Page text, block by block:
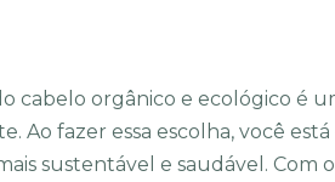
cabelo orgânico e ecológico é
Ao fazer essa escolha, você
sustentável e saudável. Com